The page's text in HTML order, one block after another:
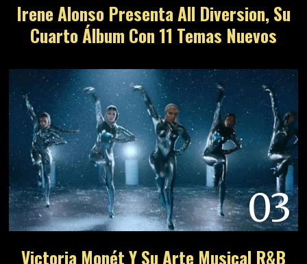
Irene Alonso Presenta All Diversion, Su
Cuarto Álbum Con 11 Temas Nuevos
03
Victoria Monét Y Su Arte Musical R&B